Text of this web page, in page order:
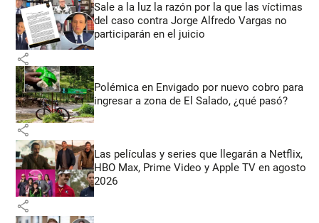
Sale a la luz la razón por la que las víctimas
del caso contra Jorge Alfredo Vargas no
participarán en el juicio
share
Polémica en Envigado por nuevo cobro para
ingresar a zona de El Salado, ¿qué pasó?
share
Las películas y series que llegarán a Netflix,
HBO Max, Prime Video y Apple TV en agosto
2026
share